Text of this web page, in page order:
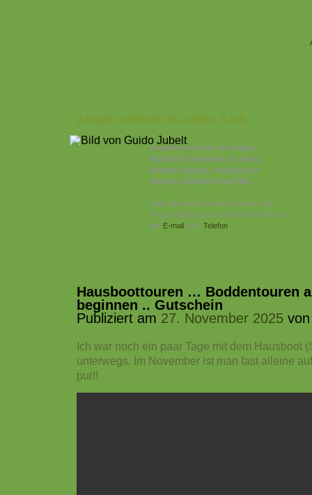
ANGELSERVICE-JUBELT.DE
Angeltouren rund um Rügen:
Raubfisch-Seminare, Guiding,
Bodden-Angeln, Angelschule-
Ruegen, Zandertouren Elbe.
Falls Sie etwas vermissen oder noch
Fragen haben, dann kontaktieren Sie uns
per E-mail oder Telefon
Hausboottouren … Boddentouren
beginnen .. Gutschein
Publiziert am 27. November 2025 von
Ich war noch ein paar Tage mit dem Hausboot
unterwegs. Im November ist man fast alleine
pur!!